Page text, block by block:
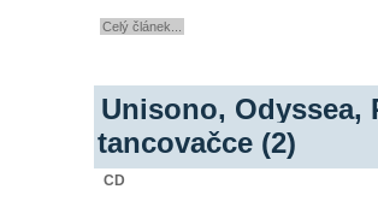
Celý článek...
Unisono, Odyssea,
tancovačce (2)
CD